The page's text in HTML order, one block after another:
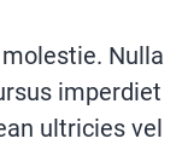
Nulla
imperdiet
ultricies vel